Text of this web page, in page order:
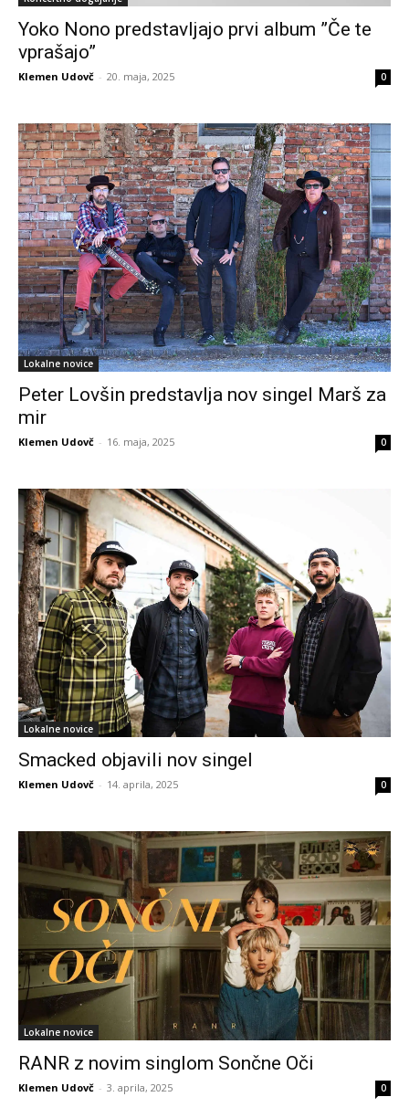
Yoko Nono predstavljajo prvi album ”Če te
vprašajo”
Klemen Udovč - 20. maja, 2025 0
Lokalne novice
Peter Lovšin predstavlja nov singel Marš za
mir
Klemen Udovč - 16. maja, 2025 0
Lokalne novice
Smacked objavili nov singel
Klemen Udovč - 14. aprila, 2025 0
Lokalne novice
RANR z novim singlom Sončne Oči
Klemen Udovč - 3. aprila, 2025 0